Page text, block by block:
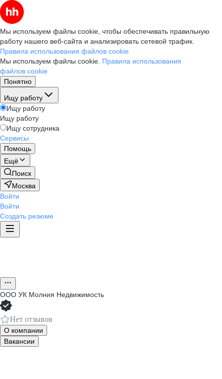
Мы используем файлы cookie, чтобы обеспечивать правильную
работу нашего веб-сайта и анализировать сетевой трафик.
Правила использования файлов cookie
Мы используем файлы cookie. Правила использования
файлов cookie
Понятно
Ищу работу
Ищу работу
Ищу работу
Ищу сотрудника
Сервисы
Помощь
Ещё
Поиск
Москва
Войти
Войти
Создать резюме
ООО УК Молния Недвижимость
Нет отзывов
О компании
Вакансии